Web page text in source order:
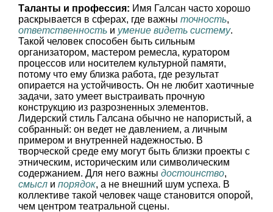
Таланты и профессия: Имя Галсан часто хорошо
раскрывается в сферах, где важны точность,
ответственность и умение видеть систему.
Такой человек способен быть сильным
организатором, мастером ремесла, куратором
процессов или носителем культурной памяти,
потому что ему близка работа, где результат
опирается на устойчивость. Он не любит хаотичные
задачи, зато умеет выстраивать прочную
конструкцию из разрозненных элементов.
Лидерский стиль Галсана обычно не напористый, а
собранный: он ведет не давлением, а личным
примером и внутренней надежностью. В
творческой среде ему могут быть близки проекты с
этническим, историческим или символическим
содержанием. Для него важны достоинство,
смысл и порядок, а не внешний шум успеха. В
коллективе такой человек чаще становится опорой,
чем центром театральной сцены.